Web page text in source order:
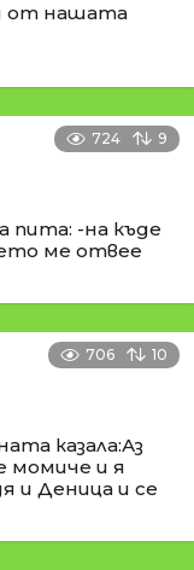
от нашата
724 9
пита: -на къде
ме отвее
706 10
казала:Аз
момиче и я
и Деница и се